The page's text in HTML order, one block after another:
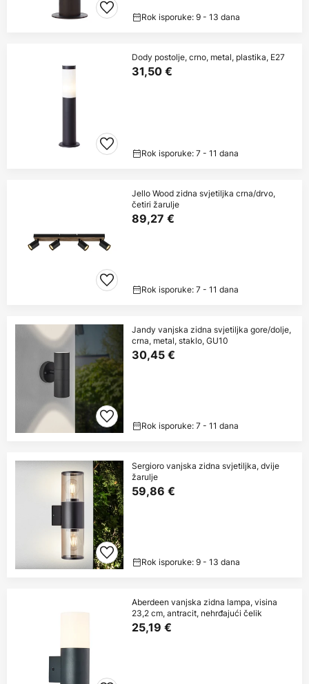
Rok isporuke: 9 - 13 dana
Dody postolje, crno, metal, plastika, E27
31,50 €
Rok isporuke: 7 - 11 dana
Jello Wood zidna svjetiljka crna/drvo,
četiri žarulje
89,27 €
Rok isporuke: 7 - 11 dana
Jandy vanjska zidna svjetiljka gore/dolje,
crna, metal, staklo, GU10
30,45 €
Rok isporuke: 7 - 11 dana
Sergioro vanjska zidna svjetiljka, dvije
žarulje
59,86 €
Rok isporuke: 9 - 13 dana
Aberdeen vanjska zidna lampa, visina
23,2 cm, antracit, nehrđajući čelik
25,19 €